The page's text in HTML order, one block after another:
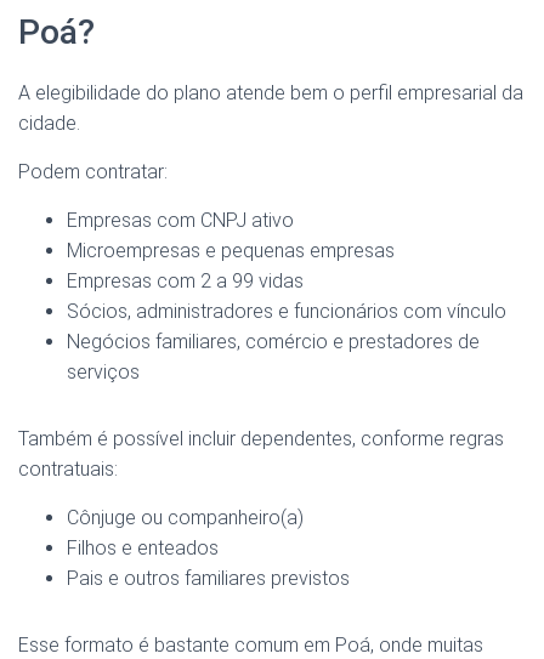
Poá?
A elegibilidade do plano atende bem o perfil empresarial da
cidade.
Podem contratar:
Empresas com CNPJ ativo
Microempresas e pequenas empresas
Empresas com 2 a 99 vidas
Sócios, administradores e funcionários com vínculo
Negócios familiares, comércio e prestadores de
serviços
Também é possível incluir dependentes, conforme regras
contratuais:
Cônjuge ou companheiro(a)
Filhos e enteados
Pais e outros familiares previstos
Esse formato é bastante comum em Poá, onde muitas